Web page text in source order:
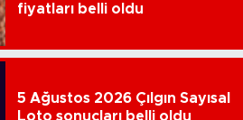
fiyatları belli oldu
5 Ağustos 2026 Çılgın Sayısal
Loto sonuçları belli oldu